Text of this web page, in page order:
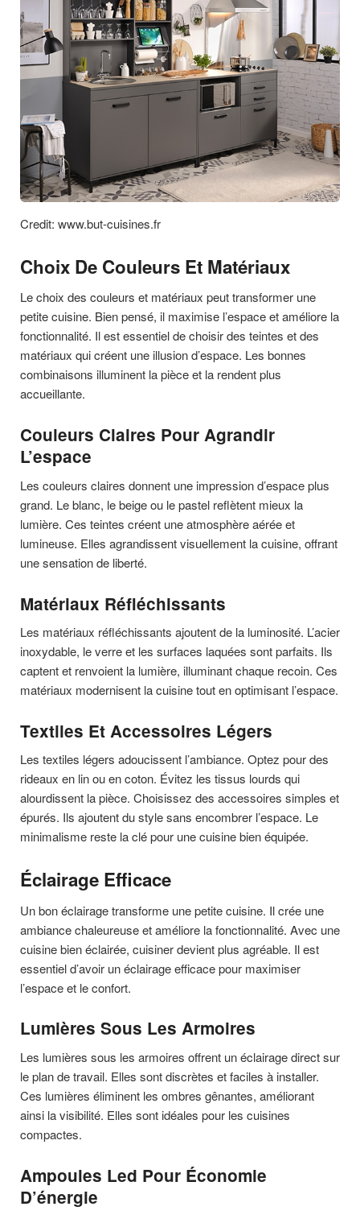
Credit: www.but-cuisines.fr
Choix De Couleurs Et Matériaux
Le choix des couleurs et matériaux peut transformer une
petite cuisine. Bien pensé, il maximise l’espace et améliore la
fonctionnalité. Il est essentiel de choisir des teintes et des
matériaux qui créent une illusion d’espace. Les bonnes
combinaisons illuminent la pièce et la rendent plus
accueillante.
Couleurs Claires Pour Agrandir
L’espace
Les couleurs claires donnent une impression d’espace plus
grand. Le blanc, le beige ou le pastel reflètent mieux la
lumière. Ces teintes créent une atmosphère aérée et
lumineuse. Elles agrandissent visuellement la cuisine, offrant
une sensation de liberté.
Matériaux Réfléchissants
Les matériaux réfléchissants ajoutent de la luminosité. L’acier
inoxydable, le verre et les surfaces laquées sont parfaits. Ils
captent et renvoient la lumière, illuminant chaque recoin. Ces
matériaux modernisent la cuisine tout en optimisant l’espace.
Textiles Et Accessoires Légers
Les textiles légers adoucissent l’ambiance. Optez pour des
rideaux en lin ou en coton. Évitez les tissus lourds qui
alourdissent la pièce. Choisissez des accessoires simples et
épurés. Ils ajoutent du style sans encombrer l’espace. Le
minimalisme reste la clé pour une cuisine bien équipée.
Éclairage Efficace
Un bon éclairage transforme une petite cuisine. Il crée une
ambiance chaleureuse et améliore la fonctionnalité. Avec une
cuisine bien éclairée, cuisiner devient plus agréable. Il est
essentiel d’avoir un éclairage efficace pour maximiser
l’espace et le confort.
Lumières Sous Les Armoires
Les lumières sous les armoires offrent un éclairage direct sur
le plan de travail. Elles sont discrètes et faciles à installer.
Ces lumières éliminent les ombres gênantes, améliorant
ainsi la visibilité. Elles sont idéales pour les cuisines
compactes.
Ampoules Led Pour Économie
D’énergie